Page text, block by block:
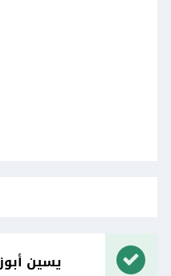
يسين